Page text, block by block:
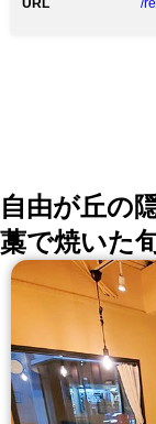
URL
/
自由が丘の
藁で焼いた